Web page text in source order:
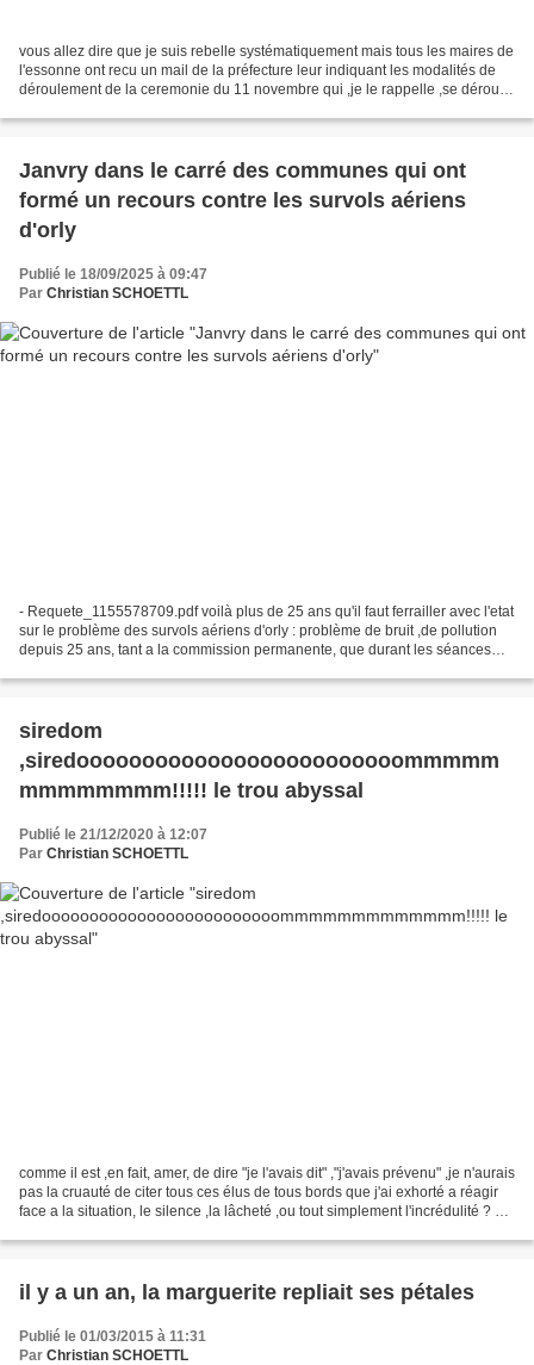
vous allez dire que je suis rebelle systématiquement mais tous les maires de
l'essonne ont recu un mail de la préfecture leur indiquant les modalités de
déroulement de la ceremonie du 11 novembre qui ,je le rappelle ,se déroule
Janvry dans le carré des communes qui ont
formé un recours contre les survols aériens
d'orly
Publié le 18/09/2025 à 09:47
Par Christian SCHOETTL
- Requete_1155578709.pdf voilà plus de 25 ans qu'il faut ferrailler avec l'etat
sur le problème des survols aériens d'orly : problème de bruit ,de pollution
depuis 25 ans, tant a la commission permanente, que durant les séances
siredom
,siredooooooooooooooooooooooooommmmm
mmmmmmmm!!!!! le trou abyssal
Publié le 21/12/2020 à 12:07
Par Christian SCHOETTL
comme il est ,en fait, amer, de dire "je l'avais dit" ,"j'avais prévenu" ,je n'aurais
pas la cruauté de citer tous ces élus de tous bords que j'ai exhorté a réagir
face a la situation, le silence ,la lâcheté ,ou tout simplement l'incrédulité ? en
il y a un an, la marguerite repliait ses pétales
Publié le 01/03/2015 à 11:31
Par Christian SCHOETTL